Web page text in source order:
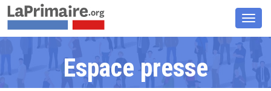
la
Espace presse